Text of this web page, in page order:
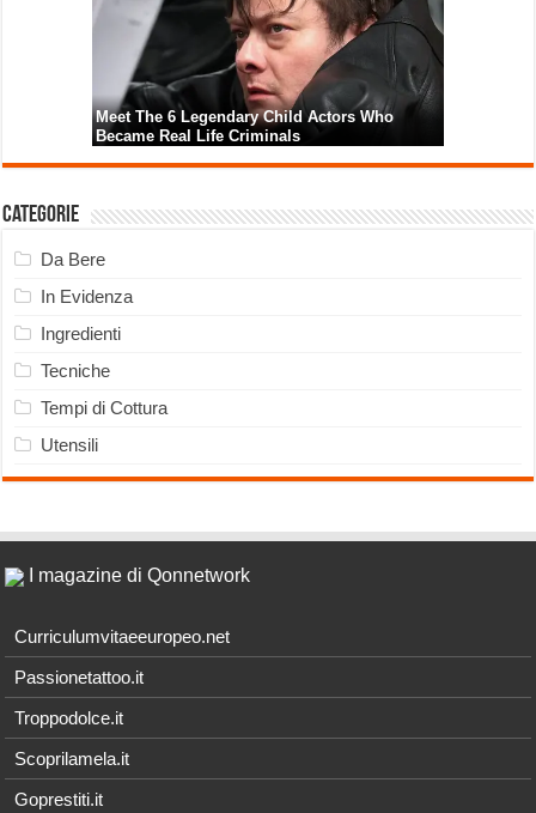
Categorie
Da Bere
In Evidenza
Ingredienti
Tecniche
Tempi di Cottura
Utensili
I magazine di Qonnetwork
Curriculumvitaeeuropeo.net
Passionetattoo.it
Troppodolce.it
Scoprilamela.it
Goprestiti.it